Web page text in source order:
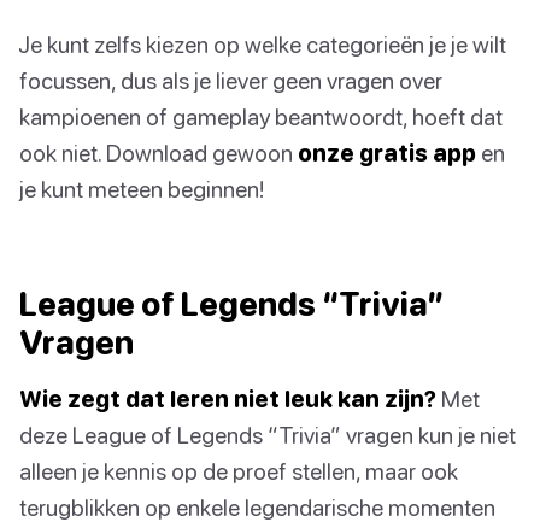
Je kunt zelfs kiezen op welke categorieën je je wilt
focussen, dus als je liever geen vragen over
kampioenen of gameplay beantwoordt, hoeft dat
ook niet. Download gewoon onze gratis app en
je kunt meteen beginnen!
League of Legends “Trivia”
Vragen
Wie zegt dat leren niet leuk kan zijn? Met
deze League of Legends “Trivia” vragen kun je niet
alleen je kennis op de proef stellen, maar ook
terugblikken op enkele legendarische momenten